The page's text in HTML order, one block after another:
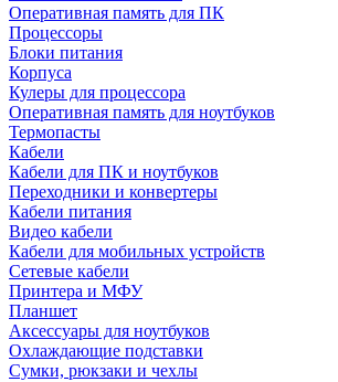
Оперативная память для ПК
Процессоры
Блоки питания
Корпуса
Кулеры для процессора
Оперативная память для ноутбуков
Термопасты
Кабели
Кабели для ПК и ноутбуков
Переходники и конвертеры
Кабели питания
Видео кабели
Кабели для мобильных устройств
Сетевые кабели
Принтера и МФУ
Планшет
Аксессуары для ноутбуков
Охлаждающие подставки
Сумки, рюкзаки и чехлы